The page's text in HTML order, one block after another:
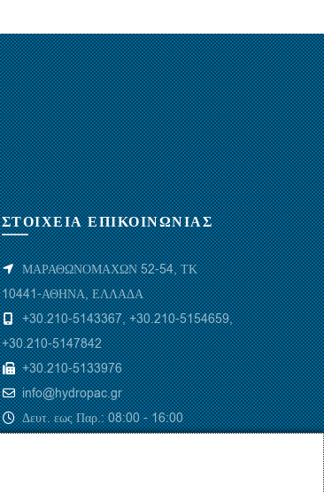
ΣΤΟΙΧΕΙΑ ΕΠΙΚΟΙΝΩΝΙΑΣ
ΜΑΡΑΘΩΝΟΜΑΧΩΝ 52-54, ΤΚ
10441-ΑΘΗΝΑ, ΕΛΛΑΔΑ
+30.210-5143367,+30.210-5154659,
+30.210-5147842
+30.210-5133976
info@hydropac.gr
Δευτ. εως Παρ.: 08:00 - 16:00